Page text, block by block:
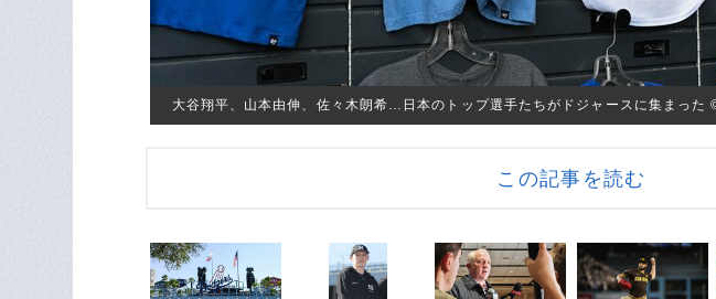
大谷翔平、山本由伸、佐々木朗希…日本のトップ選手たちがドジャースに集まっ
この記事を読む